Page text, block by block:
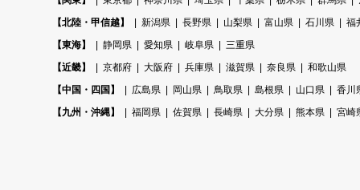
【北陸・甲信越】
新潟県 長野県 山梨県 富山県 石川県
福
【東海】
静岡県 愛知県 岐阜県
三重県
【近畿】
京都府 大阪府 兵庫県 滋賀県 奈良県
和歌山県
【中国・四国】
広島県 岡山県 鳥取県 島根県 山口県
香川
【九州・沖縄】
福岡県 佐賀県 長崎県 大分県 熊本県 宮崎